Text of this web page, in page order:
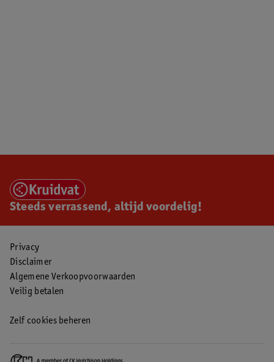
Steeds verrassend, altijd voordelig!
Privacy
Disclaimer
Algemene Verkoopvoorwaarden
Veilig betalen
Zelf cookies beheren